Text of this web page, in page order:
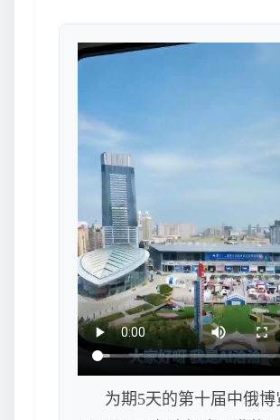
为期5天的第十届中俄博